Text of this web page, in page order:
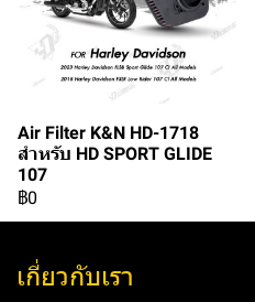
Air Filter K&N HD-1718
สำหรับ HD SPORT GLIDE
107
฿0
เกี่ยวกับเรา